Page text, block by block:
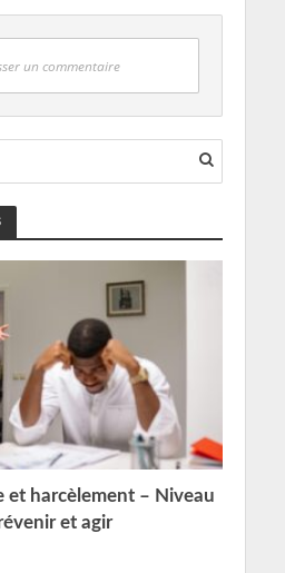
un commentaire
et harcèlement – Niveau
et agir